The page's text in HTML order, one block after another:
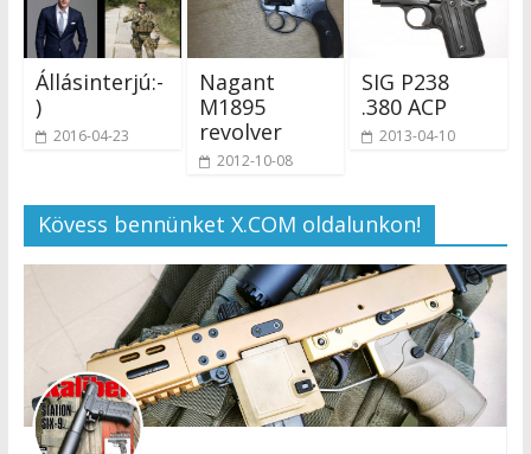
Állásinterjú:-
)
2016-04-23
Nagant
M1895
revolver
2012-10-08
SIG P238
.380 ACP
2013-04-10
Kövess bennünket X.COM oldalunkon!